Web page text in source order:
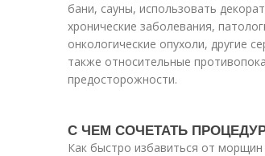
бани, сауны, использовать
хронические заболевания,
онкологические опухоли, другие
также относительные
предосторожности.
С ЧЕМ СОЧЕТАТЬ
Как быстро избавиться от